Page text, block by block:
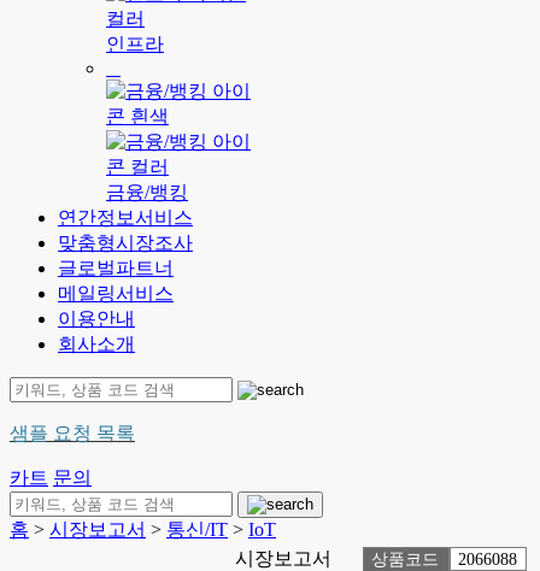
인프라
금융/뱅킹
연간정보서비스
맞춤형시장조사
글로벌파트너
메일링서비스
이용안내
회사소개
샘플 요청 목록
카트 문의
홈 > 시장보고서 > 통신/IT > IoT
시장보고서
상품코드 2066088